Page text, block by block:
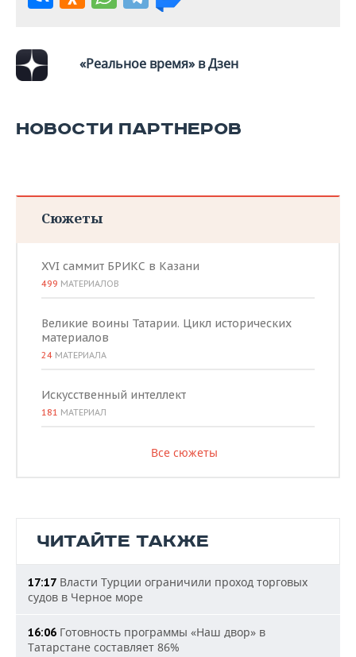
«Реальное время» в Дзен
НОВОСТИ ПАРТНЕРОВ
Сюжеты
XVI саммит БРИКС в Казани
499 МАТЕРИАЛОВ
Великие воины Татарии. Цикл исторических
материалов
24 МАТЕРИАЛА
Искусственный интеллект
181 МАТЕРИАЛ
Все сюжеты
ЧИТАЙТЕ ТАКЖЕ
17:17 Власти Турции ограничили проход торговых
судов в Черное море
16:06 Готовность программы «Наш двор» в
Татарстане составляет 86%